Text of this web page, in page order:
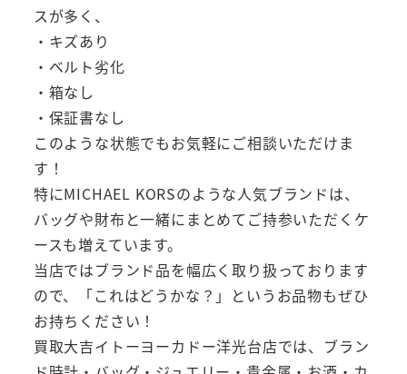
スが多く、
・キズあり
・ベルト劣化
・箱なし
・保証書なし
このような状態でもお気軽にご相談いただけま
す！
特にMICHAEL KORSのような人気ブランドは、
バッグや財布と一緒にまとめてご持参いただくケ
ースも増えています。
当店ではブランド品を幅広く取り扱っております
ので、「これはどうかな？」というお品物もぜひ
お持ちください！
買取大吉イトーヨーカドー洋光台店では、ブラン